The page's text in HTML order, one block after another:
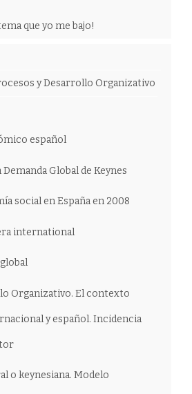
que yo me bajo!
y Desarrollo Organizativo
español
Global de Keynes
social en España en 2008
international
Organizativo. El contexto
y español. Incidencia
o keynesiana. Modelo